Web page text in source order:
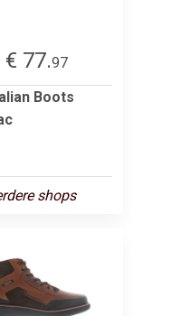
€ 77.97
Boots
shops